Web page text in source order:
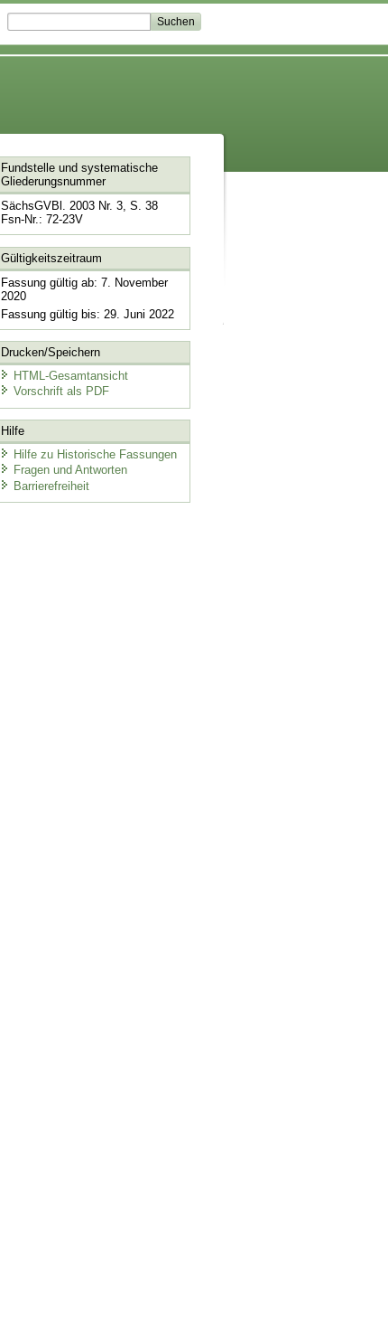
Fundstelle und systematische
Gliederungsnummer
SächsGVBl. 2003 Nr. 3, S. 38
Fsn-Nr.: 72-23V
Gültigkeitszeitraum
Fassung gültig ab: 7. November
2020
Fassung gültig bis: 29. Juni 2022
Drucken/Speichern
HTML-Gesamtansicht
Vorschrift als PDF
Hilfe
Hilfe zu Historische Fassungen
Fragen und Antworten
Barrierefreiheit